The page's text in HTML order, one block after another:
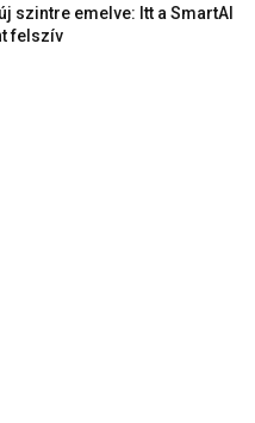
szintre emelve: Itt a SmartAI
felszív